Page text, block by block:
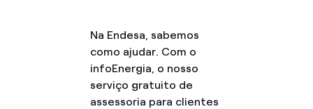
Na Endesa, sabemos
como ajudar. Com o
infoEnergia, o nosso
serviço gratuito de
assessoria para clientes